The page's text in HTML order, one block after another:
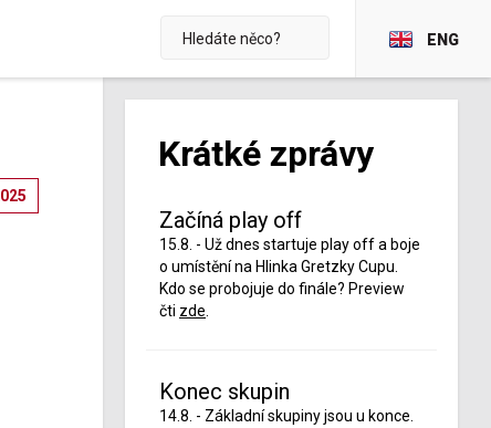
ENG
Krátké zprávy
Začíná play off
15.8. - Už dnes startuje play off a boje
o umístění na Hlinka Gretzky Cupu.
Kdo se probojuje do finále? Preview
čti zde
Konec skupin
14.8. - Základní skupiny jsou u konce.